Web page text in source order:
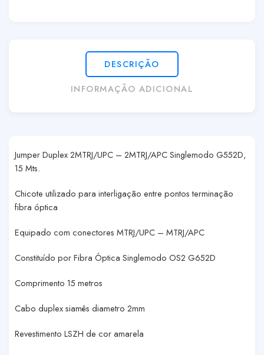
DESCRIÇÃO
INFORMAÇÃO ADICIONAL
Jumper Duplex 2MTRJ/UPC – 2MTRJ/APC Singlemodo G552D,
15 Mts.
Chicote utilizado para interligação entre pontos terminação
fibra óptica
Equipado com conectores MTRJ/UPC – MTRJ/APC
Constituído por Fibra Óptica Singlemodo OS2 G652D
Comprimento 15 metros
Cabo duplex siamês diametro 2mm
Revestimento LSZH de cor amarela